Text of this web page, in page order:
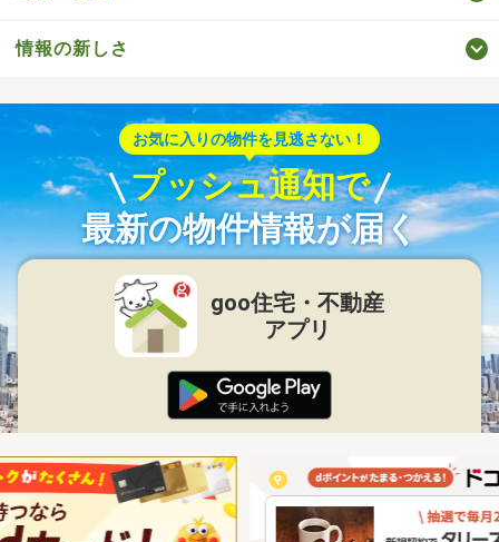
情報の新しさ
お気に入りの物件を見逃さない！
プッシュ通知で
最新の物件情報が届く
goo住宅・不動産
アプリ